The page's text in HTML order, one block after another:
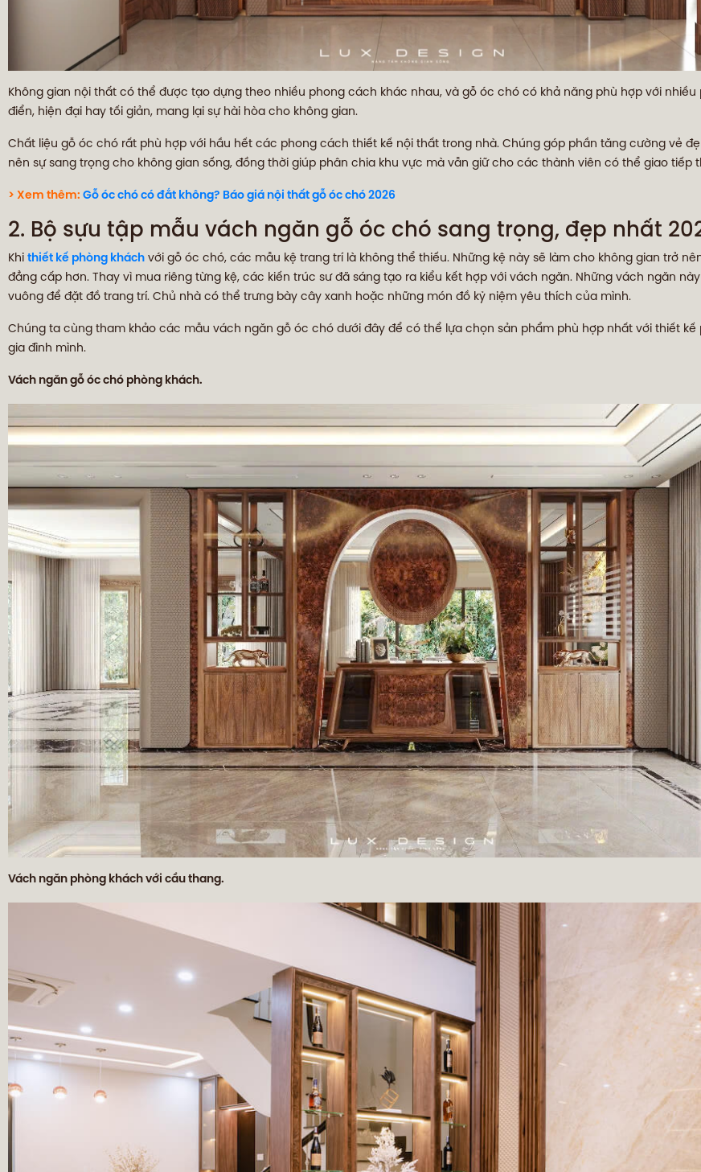
Không gian nội thất có thể được tạo dựng theo nhiều phong cách khác nhau, và gỗ óc chó có khả năng phù hợp với
điển, hiện đại hay tối giản, mang lại sự hài hòa cho không gian.
Chất liệu gỗ óc chó rất phù hợp với hầu hết các phong cách thiết kế nội thất trong nhà. Chúng góp phần tăng cường vẻ
nên sự sang trọng cho không gian sống, đồng thời giúp phân chia khu vực mà vẫn giữ cho các thành viên có thể giao tiếp
> Xem thêm: Gỗ óc chó có đắt không? Báo giá nội thất gỗ óc chó 2026
2. Bộ sựu tập mẫu vách ngăn gỗ óc chó sang trọng, đẹp nhất
Khi thiết kế phòng khách với gỗ óc chó, các mẫu kệ trang trí là không thể thiếu. Những kệ này sẽ làm cho không gian trở
đẳng cấp hơn. Thay vì mua riêng từng kệ, các kiến trúc sư đã sáng tạo ra kiểu kết hợp với vách ngăn. Những vách ngăn
vuông để đặt đồ trang trí. Chủ nhà có thể trưng bày cây xanh hoặc những món đồ kỷ niệm yêu thích của mình.
Chúng ta cùng tham khảo các mẫu vách ngăn gỗ óc chó dưới đây để có thể lựa chọn sản phẩm phù hợp nhất với thiết kế
gia đình mình.
Vách ngăn gỗ óc chó phòng khách.
Vách ngăn phòng khách với cầu thang.